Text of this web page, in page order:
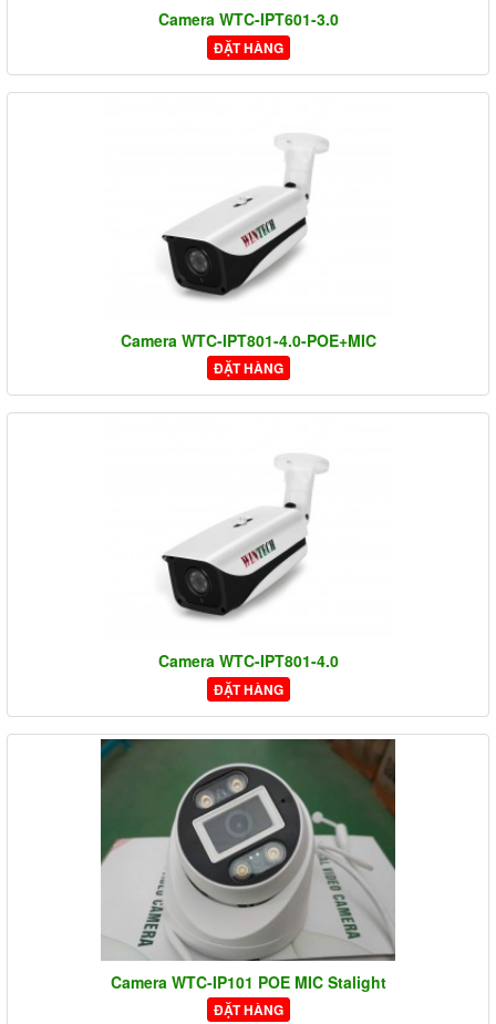
Camera WTC-IPT601-3.0
ĐẶT HÀNG
Camera WTC-IPT801-4.0-POE+MIC
ĐẶT HÀNG
Camera WTC-IPT801-4.0
ĐẶT HÀNG
Camera WTC-IP101 POE MIC Stalight
ĐẶT HÀNG